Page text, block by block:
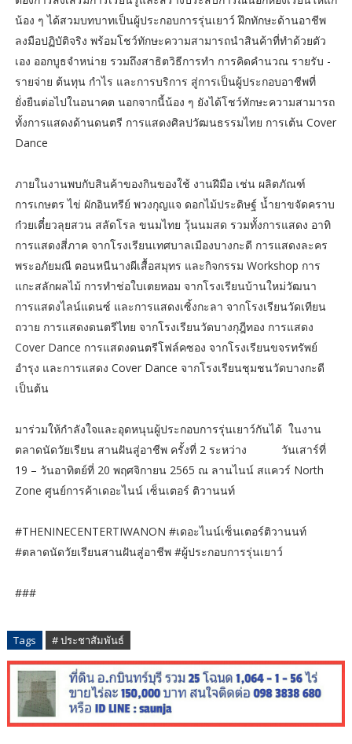
น้อง ๆ ได้สวมบทบาทเป็นผู้ประกอบการรุ่นเยาว์ ฝึกทักษะด้านอาชีพ
ลงมือปฏิบัติจริง พร้อมโชว์ทักษะความสามารถนำสินค้าที่ทำด้วยตัว
เอง ออกบูธจำหน่าย รวมถึงสาธิตวิธีการทำ การคิดคำนวณ รายรับ -
รายจ่าย ต้นทุน กำไร และการบริการ สู่การเป็นผู้ประกอบอาชีพที่
ยั่งยืนต่อไปในอนาคต นอกจากนี้น้อง ๆ ยังได้โชว์ทักษะความสามารถ
ทั้งการแสดงด้านดนตรี การแสดงศิลปวัฒนธรรมไทย การเต้น Cover
Dance
ภายในงานพบกับสินค้าของกินของใช้ งานฝีมือ เช่น ผลิตภัณฑ์
การเกษตร ไข่ ผักอินทรีย์ พวงกุญแจ ดอกไม้ประดิษฐ์ น้ำยาขจัดคราบ
ก๋วยเตี๋ยวลุยสวน สลัดโรล ขนมไทย วุ้นนมสด รวมทั้งการแสดง อาทิ
การแสดงสี่ภาค จากโรงเรียนเทศบาลเมืองบางกะดี การแสดงละคร
พระอภัยมณี ตอนหนีนางผีเสื้อสมุทร และกิจกรรม Workshop การ
แกะสลักผลไม้ การทำช่อใบเตยหอม จากโรงเรียนบ้านใหม่วัฒนา
การแสดงไลน์แดนซ์ และการแสดงเซิ้งกะลา จากโรงเรียนวัดเทียน
ถวาย การแสดงดนตรีไทย จากโรงเรียนวัดบางกุฎีทอง การแสดง
Cover Dance การแสดงดนตรีโฟล์คซอง จากโรงเรียนขจรทรัพย์
อำรุง และการแสดง Cover Dance จากโรงเรียนชุมชนวัดบางกะดี
เป็นต้น
มาร่วมให้กำลังใจและอุดหนุนผู้ประกอบการรุ่นเยาว์กันได้ ในงาน
ตลาดนัดวัยเรียน สานฝันสู่อาชีพ ครั้งที่ 2 ระหว่าง วันเสาร์ที่
19 – วันอาทิตย์ที่ 20 พฤศจิกายน 2565 ณ ลานไนน์ สแควร์ North
Zone ศูนย์การค้าเดอะไนน์ เซ็นเตอร์ ติวานนท์
#THENINECENTERTIWANON #เดอะไนน์เซ็นเตอร์ติวานนท์
#ตลาดนัดวัยเรียนสานฝันสู่อาชีพ #ผู้ประกอบการรุ่นเยาว์
###
Tags # ประชาสัมพันธ์